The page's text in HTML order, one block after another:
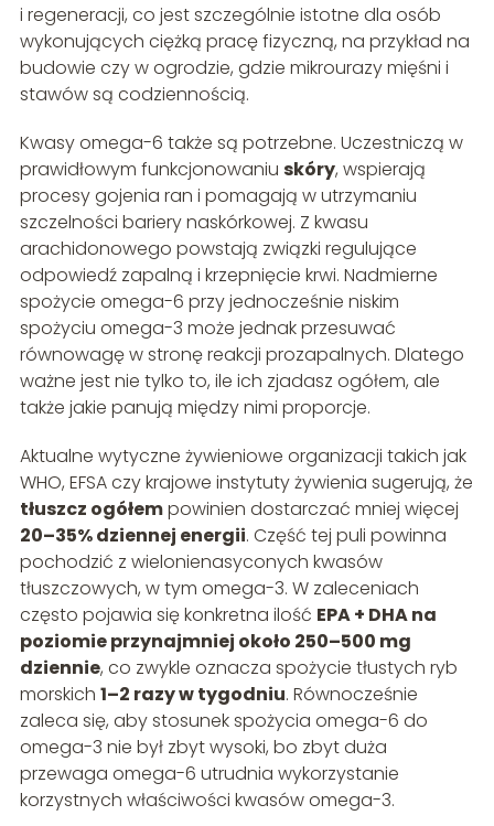
i regeneracji, co jest szczególnie istotne dla osób
wykonujących ciężką pracę fizyczną, na przykład na
budowie czy w ogrodzie, gdzie mikrourazy mięśni i
stawów są codziennością.
Kwasy omega-6 także są potrzebne. Uczestniczą w
prawidłowym funkcjonowaniu skóry, wspierają
procesy gojenia ran i pomagają w utrzymaniu
szczelności bariery naskórkowej. Z kwasu
arachidonowego powstają związki regulujące
odpowiedź zapalną i krzepnięcie krwi. Nadmierne
spożycie omega-6 przy jednocześnie niskim
spożyciu omega-3 może jednak przesuwać
równowagę w stronę reakcji prozapalnych. Dlatego
ważne jest nie tylko to, ile ich zjadasz ogółem, ale
także jakie panują między nimi proporcje.
Aktualne wytyczne żywieniowe organizacji takich jak
WHO, EFSA czy krajowe instytuty żywienia sugerują, że
tłuszcz ogółempowinien dostarczać mniej więcej
20–35% dziennej energii. Część tej puli powinna
pochodzić z wielonienasyconych kwasów
tłuszczowych, w tym omega-3. W zaleceniach
często pojawia się konkretna ilość EPA + DHA na
poziomie przynajmniej około 250–500 mg
dziennie, co zwykle oznacza spożycie tłustych ryb
morskich 1–2 razy w tygodniu. Równocześnie
zaleca się, aby stosunek spożycia omega-6 do
omega-3 nie był zbyt wysoki, bo zbyt duża
przewaga omega-6 utrudnia wykorzystanie
korzystnych właściwości kwasów omega-3.